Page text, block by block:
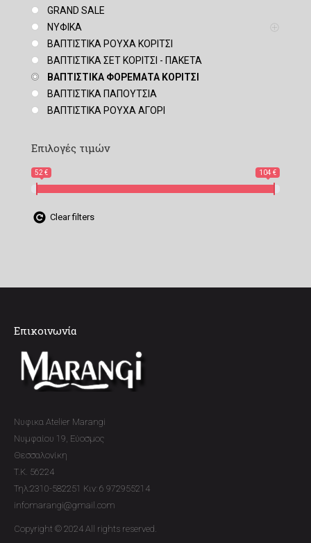
GRAND SALE
ΝΥΦΙΚΑ
ΒΑΠΤΙΣΤΙΚΑ ΡΟΥΧΑ ΚΟΡΙΤΣΙ
ΒΑΠΤΙΣΤΙΚΑ ΣΕΤ ΚΟΡΙΤΣΙ - ΠΑΚΕΤΑ
ΒΑΠΤΙΣΤΙΚΑ ΦΟΡΕΜΑΤΑ ΚΟΡΙΤΣΙ
ΒΑΠΤΙΣΤΙΚΑ ΠΑΠΟΥΤΣΙΑ
ΒΑΠΤΙΣΤΙΚΑ ΡΟΥΧΑ ΑΓΟΡΙ
Επιλογές τιμών
52 € 104 €
Clear filters
Επικοινωνία
Νυφικα Atelier Marangi
Νυμφαίου 19, Εύοσμος
Θεσσαλονίκη
T.K. 56224
Τηλ:2310-582251 Κιν: 6 972955214
infomarangi@gmail.com
Copyright © 2024 All rights reserved.